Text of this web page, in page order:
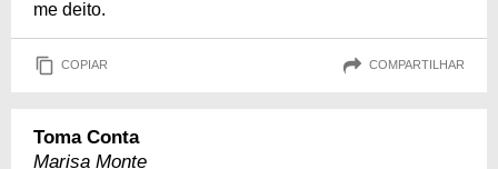
me deito.
COPIAR COMPARTILHAR
Toma Conta
Marisa Monte